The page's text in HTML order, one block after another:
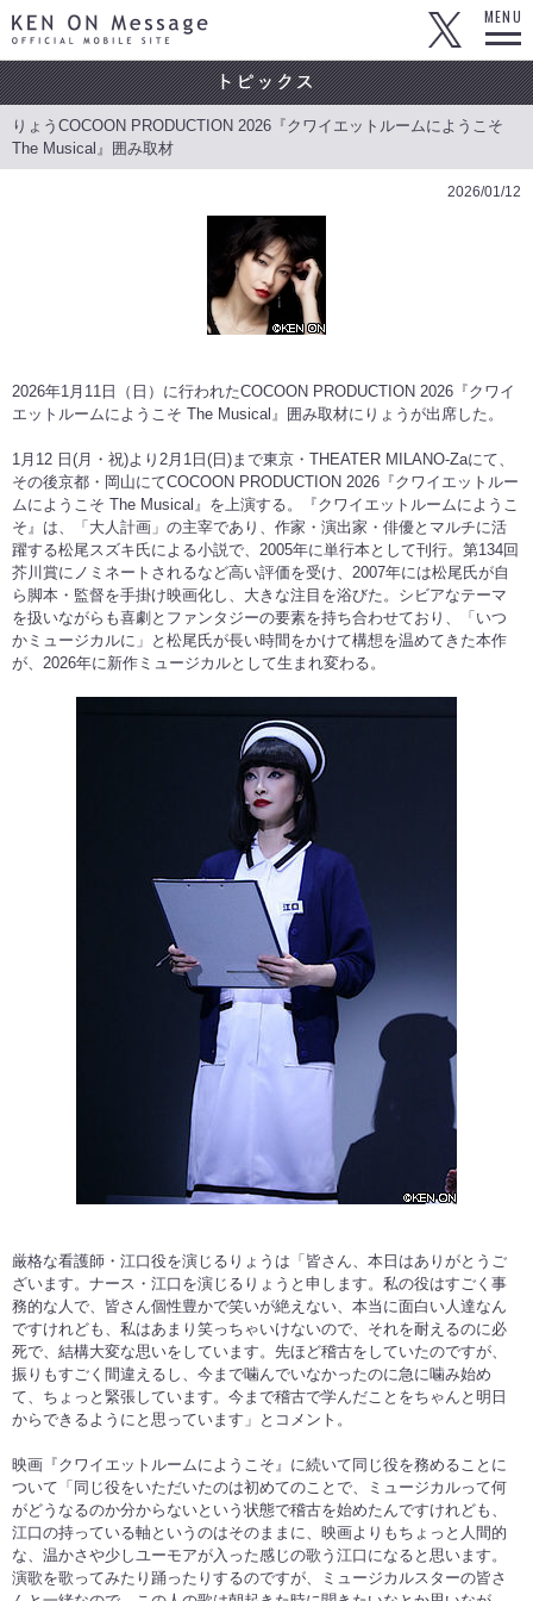
KEN ON Message OFFICIAL MOBILE SITE
MENU
りょうCOCOON PRODUCTION 2026『クワイエットルームにようこそ
The Musical』囲み取材
2026/01/12
2026年1月11日（日）に行われたCOCOON PRODUCTION 2026『クワイ
エットルームにようこそ The Musical』囲み取材にりょうが出席した。
1月12 日(月・祝)より2月1日(日)まで東京・THEATER MILANO-Zaにて、
その後京都・岡山にてCOCOON PRODUCTION 2026『クワイエットルー
ムにようこそ The Musical』を上演する。『クワイエットルームにようこ
そ』は、「大人計画」の主宰であり、作家・演出家・俳優とマルチに活
躍する松尾スズキ氏による小説で、2005年に単行本として刊行。第134回
芥川賞にノミネートされるなど高い評価を受け、2007年には松尾氏が自
ら脚本・監督を手掛け映画化し、大きな注目を浴びた。シビアなテーマ
を扱いながらも喜劇とファンタジーの要素を持ち合わせており、「いつ
かミュージカルに」と松尾氏が長い時間をかけて構想を温めてきた本作
が、2026年に新作ミュージカルとして生まれ変わる。
厳格な看護師・江口役を演じるりょうは「皆さん、本日はありがとうご
ざいます。ナース・江口を演じるりょうと申します。私の役はすごく事
務的な人で、皆さん個性豊かで笑いが絶えない、本当に面白い人達なん
ですけれども、私はあまり笑っちゃいけないので、それを耐えるのに必
死で、結構大変な思いをしています。先ほど稽古をしていたのですが、
振りもすごく間違えるし、今まで噛んでいなかったのに急に噛み始め
て、ちょっと緊張しています。今まで稽古で学んだことをちゃんと明日
からできるようにと思っています」とコメント。
映画『クワイエットルームにようこそ』に続いて同じ役を務めることに
ついて「同じ役をいただいたのは初めてのことで、ミュージカルって何
がどうなるのか分からないという状態で稽古を始めたんですけれども、
江口の持っている軸というのはそのままに、映画よりもちょっと人間的
な、温かさや少しユーモアが入った感じの歌う江口になると思います。
演歌を歌ってみたり踊ったりするのですが、ミュージカルスターの皆さ